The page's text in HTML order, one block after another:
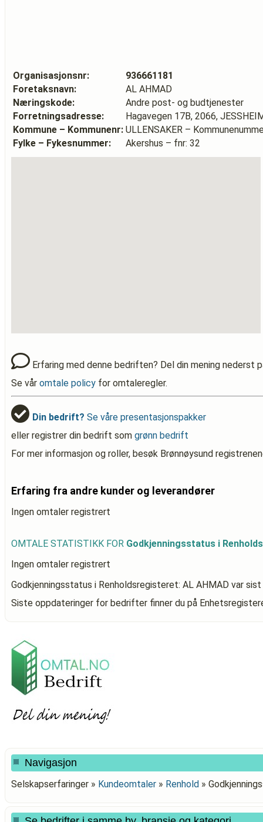
Organisasjonsnr:
936661181
Foretaksnavn:
AL AHMAD
Næringskode:
Andre post- og budtjenester
Forretningsadresse:
Hagavegen 17B, 2066,
Kommune – Kommunenr: ULLENSAKER –
Fylke – Fykesnummer:
Akershus – fnr: 32
Erfaring med denne bedriften? Del din mening nederst
Se vår omtale policy for omtaleregler.
Din bedrift? Se våre presentasjonspakker
eller registrer din bedrift som grønn bedrift
For mer informasjon og roller, besøk Brønnøysund
Erfaring fra andre kunder og leverandører
Ingen omtaler registrert
OMTALE STATISTIKK FOR Godkjenningsstatus i
Ingen omtaler registrert
Godkjenningsstatus i Renholdsregisteret: AL AHMAD var
Siste oppdateringer for bedrifter finner du på
Navigasjon
Selskapserfaringer » Kundeomtaler » Renhold »